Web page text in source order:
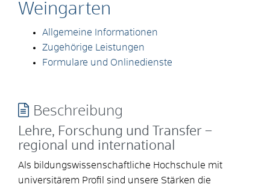
Weingarten
Allgemeine Informationen
Zugehörige Leistungen
Formulare und Onlinedienste
Beschreibung
Lehre, Forschung und Transfer –
regional und international
Als bildungswissenschaftliche Hochschule mit
universitärem Profil sind unsere Stärken die